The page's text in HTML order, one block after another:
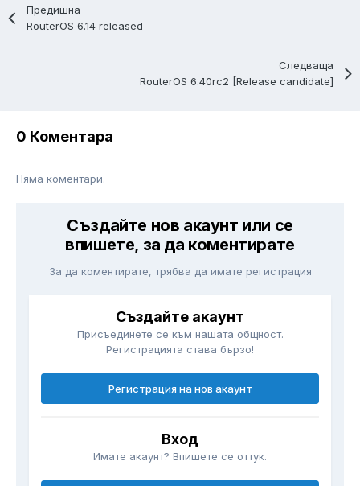
Предишна
RouterOS 6.14 released
Следваща
RouterOS 6.40rc2 [Release candidate]
0 Коментара
Няма коментари.
Създайте нов акаунт или се
впишете, за да коментирате
За да коментирате, трябва да имате регистрация
Създайте акаунт
Присъединете се към нашата общност.
Регистрацията става бързо!
Регистрация на нов акаунт
Вход
Имате акаунт? Впишете се оттук.